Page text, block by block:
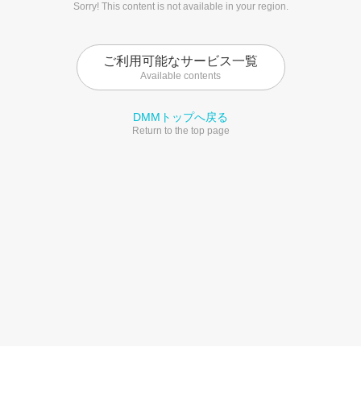
Sorry! This content is not available in your region.
ご利用可能なサービス一覧
Available contents
DMMトップへ戻る
Return to the top page